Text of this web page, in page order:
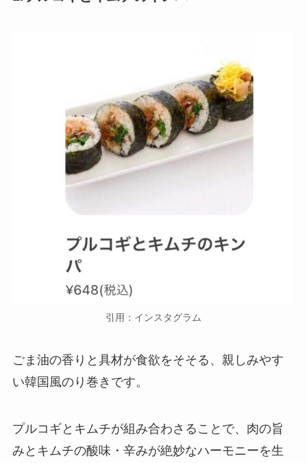
引用：インスタグラム
ごま油の香りと具材が食欲をそそる、親しみやす
い韓国風のり巻きです。
プルコギとキムチが組み合わさることで、肉の旨
みとキムチの酸味・辛みが絶妙なハーモニーを生